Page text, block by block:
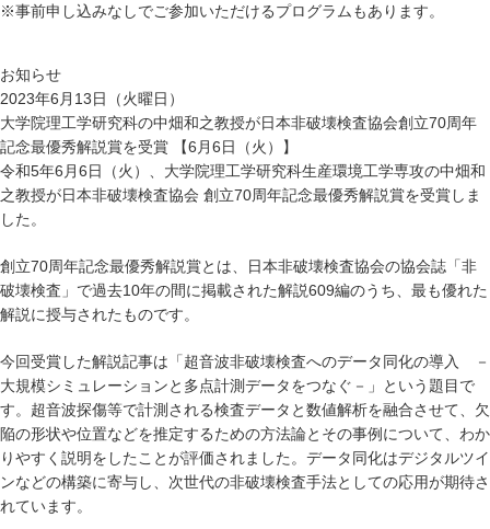
※事前申し込みなしでご参加いただけるプログラムもあります。
お知らせ
2023年6月13日（火曜日）
大学院理工学研究科の中畑和之教授が日本非破壊検査協会創立70周年
記念最優秀解説賞を受賞 【6月6日（火）】
令和5年6月6日（火）、大学院理工学研究科生産環境工学専攻の中畑和
之教授が日本非破壊検査協会 創立70周年記念最優秀解説賞を受賞しま
した。
創立70周年記念最優秀解説賞とは、日本非破壊検査協会の協会誌「非
破壊検査」で過去10年の間に掲載された解説609編のうち、最も優れた
解説に授与されたものです。
今回受賞した解説記事は「超音波非破壊検査へのデータ同化の導入 －
大規模シミュレーションと多点計測データをつなぐ－」という題目で
す。超音波探傷等で計測される検査データと数値解析を融合させて、欠
陥の形状や位置などを推定するための方法論とその事例について、わか
りやすく説明をしたことが評価されました。データ同化はデジタルツイ
ンなどの構築に寄与し、次世代の非破壊検査手法としての応用が期待さ
れています。